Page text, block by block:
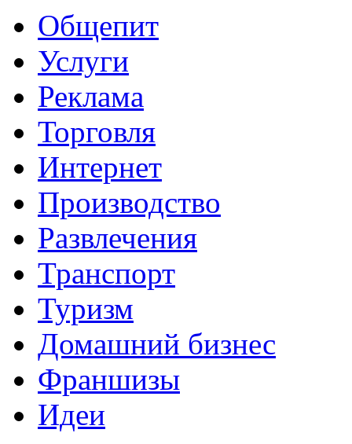
Общепит
Услуги
Реклама
Торговля
Интернет
Производство
Развлечения
Транспорт
Туризм
Домашний бизнес
Франшизы
Идеи